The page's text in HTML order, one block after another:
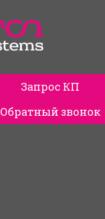
Запрос КП
Обратный звонок